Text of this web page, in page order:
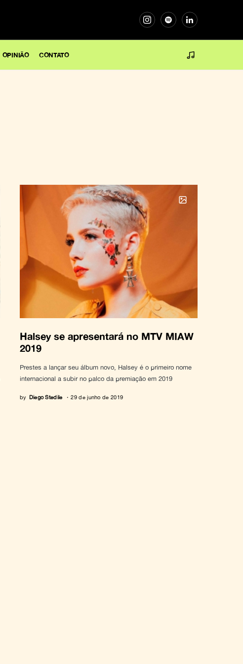
OPINIÃO CONTATO
Halsey se apresentará no MTV MIAW
2019
Prestes a lançar seu álbum novo, Halsey é o primeiro nome
internacional a subir no palco da premiação em 2019
by Diego Stedile 29 de junho de 2019